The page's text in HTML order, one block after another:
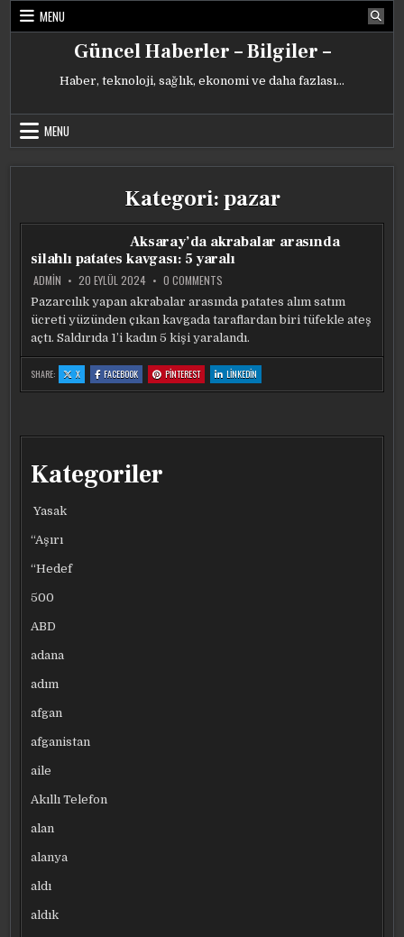
Skip
MENU
Güncel Haberler – Bilgiler –
Haber, teknoloji, sağlık, ekonomi ve daha fazlası…
MENU
Kategori:pazar
Aksaray’da akrabalar arasında
silahlı patates kavgası: 5 yaralı
ADMIN 20 EYLÜL 2024 0 COMMENTS
AKRABALAR
ARASINDA
SILAHLI
PATATES
KAVGASI:
5
YARALI
Pazarcılık yapan akrabalar arasında patates alım satım
ücreti yüzünden çıkan kavgada taraflardan biri tüfekle ateş
açtı. Saldırıda 1’i kadın 5 kişi yaralandı.
SHARE: X:
AKSARAY’DA
AKRABALAR
5
FACEBOOK:
AKSARAY’DA
AKRABALAR
5
PINTEREST:
AKSARAY’DA
AKRABALAR
5
LINKEDIN
AKSARAY’DA
AKRABALAR
5
Kategoriler
Yasak
“Aşırı
“Hedef
500
ABD
adana
adım
afgan
afganistan
aile
Akıllı Telefon
alan
alanya
aldı
aldık